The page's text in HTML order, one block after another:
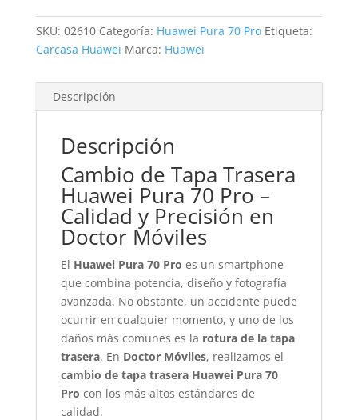
Pro
cantidad
SKU: 02610 Categoría: Huawei Pura 70 Pro Etiqueta:
Carcasa Huawei Marca: Huawei
Descripción
Descripción
Cambio de Tapa Trasera
Huawei Pura 70 Pro –
Calidad y Precisión en
Doctor Móviles
El Huawei Pura 70 Pro es un smartphone
que combina potencia, diseño y fotografía
avanzada. No obstante, un accidente puede
ocurrir en cualquier momento, y uno de los
daños más comunes es la rotura de la tapa
trasera. En Doctor Móviles, realizamos el
cambio de tapa trasera Huawei Pura 70
Pro con los más altos estándares de
calidad.